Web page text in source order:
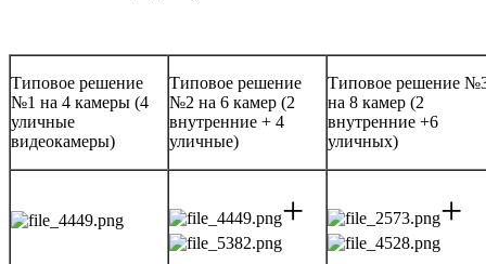
Типовое решение
№1 на 4 камеры (4
уличные
видеокамеры)
Типовое решение
№2 на 6 камер (2
внутренние + 4
уличные)
Типовое решение
на 8 камер (2
внутренние +6
уличных)
+ +